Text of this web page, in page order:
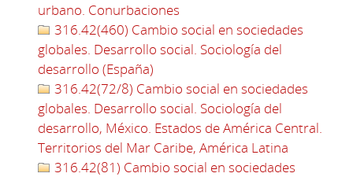
urbano. Conurbaciones
316.42(460) Cambio social en sociedades
globales. Desarrollo social. Sociología del
desarrollo (España)
316.42(72/8) Cambio social en sociedades
globales. Desarrollo social. Sociología del
desarrollo, México. Estados de América Central.
Territorios del Mar Caribe, América Latina
316.42(81) Cambio social en sociedades